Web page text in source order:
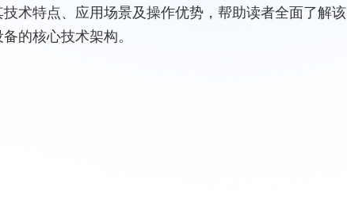
技术特点、应用场景及操作优势，帮助读者全面了解该
备的核心技术架构。